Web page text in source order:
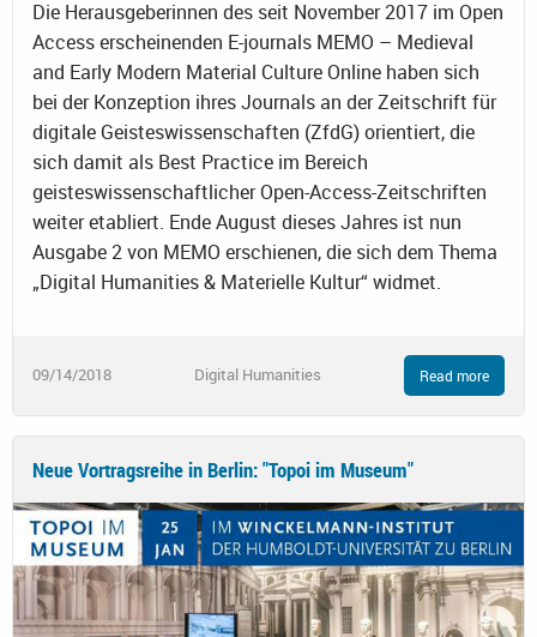
Die Herausgeberinnen des seit November 2017 im Open
Access erscheinenden E-journals MEMO – Medieval
and Early Modern Material Culture Online haben sich
bei der Konzeption ihres Journals an der Zeitschrift für
digitale Geisteswissenschaften (ZfdG) orientiert, die
sich damit als Best Practice im Bereich
geisteswissenschaftlicher Open-Access-Zeitschriften
weiter etabliert. Ende August dieses Jahres ist nun
Ausgabe 2 von MEMO erschienen, die sich dem Thema
„Digital Humanities & Materielle Kultur“ widmet.
09/14/2018 Digital Humanities Read more
Neue Vortragsreihe in Berlin: "Topoi im Museum"